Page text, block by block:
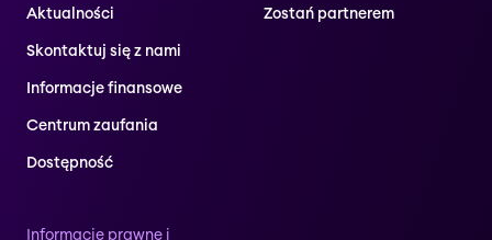
Aktualności
Skontaktuj się z nami
Informacje finansowe
Centrum zaufania
Dostępność
Zostań partnerem
Informacje prawne i